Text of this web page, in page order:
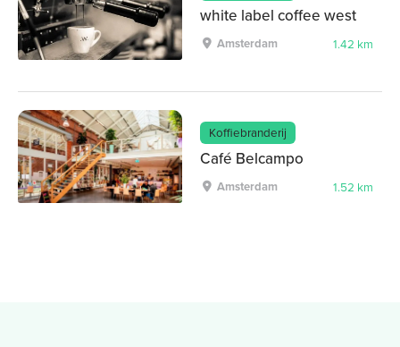
white label coffee west
Amsterdam 1.42 km
Koffiebranderij
Café Belcampo
Amsterdam 1.52 km